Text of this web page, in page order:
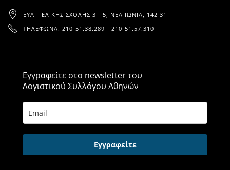
ΕΥΑΓΓΕΛΙΚΉΣ ΣΧΟΛΉΣ 3 - 5, ΝΈΑ ΙΩΝΊΑ, 142 31
ΤΗΛΈΦΩΝΑ: 210-51.38.289 - 210-51.57.310
Εγγραφείτε στο newsletter του
Λογιστικού Συλλόγου Αθηνών
Εγγραφείτε